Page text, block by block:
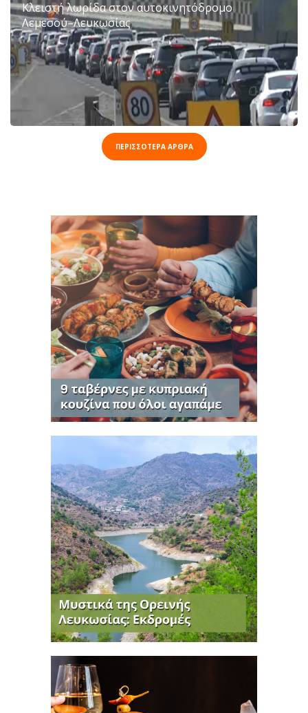
Κλειστή λωρίδα στον αυτοκινητόδρομο
Λεμεσού–Λευκωσίας
ΠΕΡΙΣΣΟΤΕΡΑ ΑΡΘΡΑ